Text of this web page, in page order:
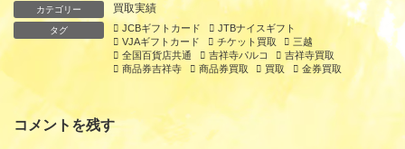
カテゴリー 買取実績
タグ JCBギフトカード
JTBナイスギフト
VJAギフトカード
チケット買取
三越
全国百貨店共通
吉祥寺パルコ
吉祥寺買取
商品券吉祥寺
商品券買取 買取 金券買取
コメントを残す